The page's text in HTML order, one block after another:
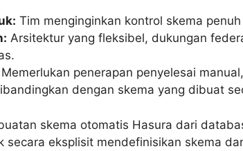
Tim menginginkan kontrol skema
Arsitektur yang fleksibel, dukungan
Memerlukan penerapan penyelesai
dengan skema yang dibuat
skema otomatis Hasura dari
secara eksplisit mendefinisikan skema